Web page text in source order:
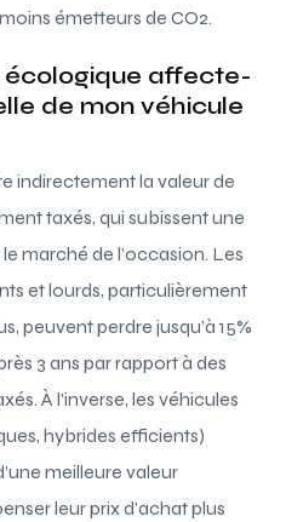
émetteurs de CO2.
écologique affecte-
de mon véhicule
indirectement la valeur de
taxés, qui subissent une
marché de l’occasion. Les
et lourds, particulièrement
peuvent perdre jusqu’à 15%
3 ans par rapport à des
À l’inverse, les véhicules
hybrides efficients)
meilleure valeur
leur prix d’achat plus